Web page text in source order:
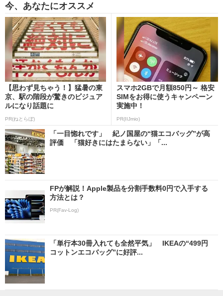
今、あなたにオススメ
【思わず見ちゃう！】猛暑の東
京、駅の階段が驚きのビジュア
ルになり話題に
PR(ねとらぼ)
スマホ2GBで月額850円～ 格安
SIMをお得に使うキャンペーン
実施中！
PR(IIJmio)
「一目惚れです」 紀ノ国屋の“猫エコバッグ”が高
評価 「猫好きにはたまらない」「...
FPが解説！Apple製品を分割手数料0円で入手する
方法とは？
PR(Fav-Log)
「単行本30冊入れても全然平気」 IKEAの“499円
コットンエコバッグ”に好評...